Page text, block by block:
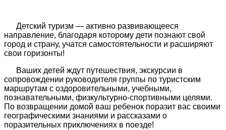
Детский туризм — активно развивающееся
направление, благодаря которому дети познают свой
город и страну, учатся самостоятельности и расширяют
свои горизонты!
Ваших детей ждут путешествия, экскурсии в
сопровождении руководителя группы по туристским
маршрутам с оздоровительными, учебными,
познавательными, физкультурно-спортивными целями.
По возвращении домой ваш ребенок поразит вас своими
географическими знаниями и рассказами о
поразительных приключениях в поезде!